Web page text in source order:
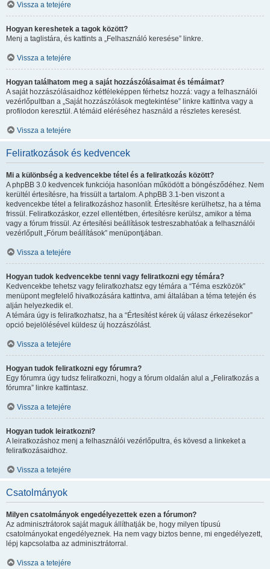
Vissza a tetejére
Hogyan kereshetek a tagok között?
Menj a taglistára, és kattints a „Felhasználó keresése” linkre.
Vissza a tetejére
Hogyan találhatom meg a saját hozzászólásaimat és témáimat?
A saját hozzászólásaidhoz kétféleképpen férhetsz hozzá: vagy a felhasználói
vezérlőpultban a „Saját hozzászólások megtekintése” linkre kattintva vagy a
profilodon keresztül. A témáid eléréséhez használd a részletes keresést.
Vissza a tetejére
Feliratkozások és kedvencek
Mi a különbség a kedvencekbe tétel és a feliratkozás között?
A phpBB 3.0 kedvencek funkciója hasonlóan működött a böngésződéhez. Nem
kerültél értesítésre, ha frissült a tartalom. A phpBB 3.1-ben viszont a
kedvencekbe tétel a feliratkozáshoz hasonlít. Értesítésre kerülhetsz, ha a téma
frissül. Feliratkozáskor, ezzel ellentétben, értesítésre kerülsz, amikor a téma
vagy a fórum frissül. Az értesítési beállítások testreszabhatóak a felhasználói
vezérlőpult „Fórum beállítások” menüpontjában.
Vissza a tetejére
Hogyan tudok kedvencekbe tenni vagy feliratkozni egy témára?
Kedvencekbe tehetsz vagy feliratkozhatsz egy témára a “Téma eszközök”
menüpont megfelelő hivatkozására kattintva, ami általában a téma tetején és
alján helyezkedik el.
A témára úgy is feliratkozhatsz, ha a “Értesítést kérek új válasz érkezésekor”
opció bejelölésével küldesz új hozzászólást.
Vissza a tetejére
Hogyan tudok feliratkozni egy fórumra?
Egy fórumra úgy tudsz feliratkozni, hogy a fórum oldalán alul a „Feliratkozás a
fórumra” linkre kattintasz.
Vissza a tetejére
Hogyan tudok leiratkozni?
A leiratkozáshoz menj a felhasználói vezérlőpultra, és kövesd a linkeket a
feliratkozásaidhoz.
Vissza a tetejére
Csatolmányok
Milyen csatolmányok engedélyezettek ezen a fórumon?
Az adminisztrátorok saját maguk állíthatják be, hogy milyen típusú
csatolmányokat engedélyeznek. Ha nem vagy biztos benne, mi engedélyezett,
lépj kapcsolatba az adminisztrátorral.
Vissza a tetejére